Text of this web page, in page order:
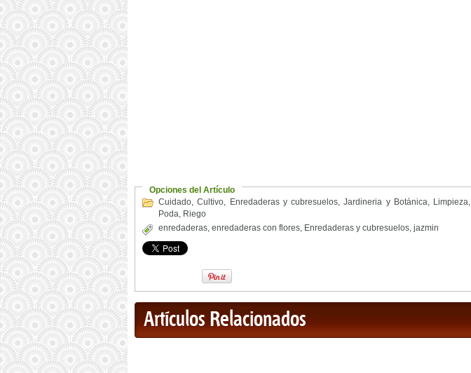
Opciones del Artículo
Cuidado,Cultivo, Enredaderas y cubresuelos,Jardineria y Botánica, Limpieza,
Poda, Riego
enredaderas, enredaderas con flores, Enredaderas y cubresuelos, jazmin
Artículos Relacionados